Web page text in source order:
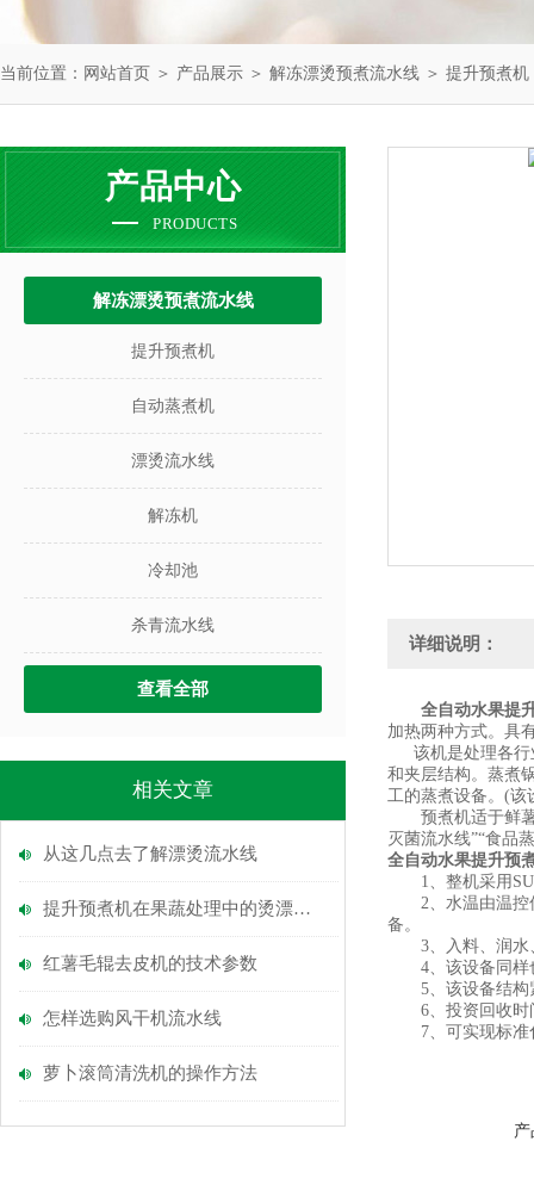
当前位置： 网站首页 ＞ 产品展示 ＞ 解冻漂烫预煮流水线 ＞ 提升预煮机
产品中心
PRODUCTS
解冻漂烫预煮流水线
提升预煮机
自动蒸煮机
漂烫流水线
解冻机
冷却池
杀青流水线
查看全部
相关文章
从这几点去了解漂烫流水线
提升预煮机在果蔬处理中的烫漂作用
红薯毛辊去皮机的技术参数
怎样选购风干机流水线
萝卜滚筒清洗机的操作方法
详细说明：
全自动水果提
加热两种方式。具
该机是处理各行
和夹层结构。蒸煮
工的蒸煮设备。(该
预煮机适于鲜薯
灭菌流水线”“食品
全自动水果提升预
1、整机采用
2、水温由温控仪
备。
3、入料、润水、
4、该设备同样也
5、该设备结构紧
6、投资回收时间
7、可实现标准